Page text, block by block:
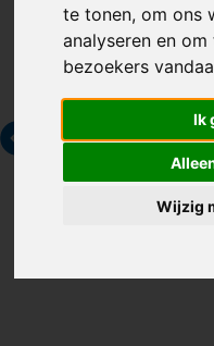
te tonen, om ons
analyseren en
bezoekers
Ik
Wijzig